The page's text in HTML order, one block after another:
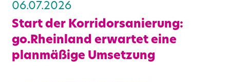
06.07.2026
Start der Korridorsanierung:
go.Rheinland erwartet eine
planmäßige Umsetzung